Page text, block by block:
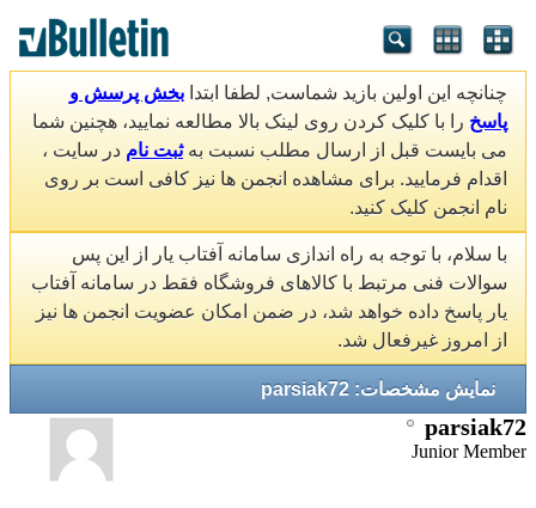
چنانچه این اولین بازید شماست, لطفا ابتدا بخش پرسش و
پاسخ را با کلیک کردن روی لینک بالا مطالعه نمایید، هچنین شما
می بایست قبل از ارسال مطلب نسبت بهثبت نام در سایت ،
اقدام فرمایید. برای مشاهده انجمن ها نیز کافی است بر روی
نام انجمن کلیک کنید.
با سلام، با توجه به راه اندازی سامانه آفتاب یار از این پس
سوالات فنی مرتبط با کالاهای فروشگاه فقط در سامانه آفتاب
یار پاسخ داده خواهد شد، در ضمن امکان عضویت انجمن ها نیز
از امروز غیرفعال شد.
نمایش مشخصات: parsiak72
parsiak72
Junior Member